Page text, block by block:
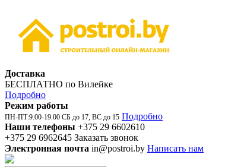
Доставка
БЕСПЛАТНО по Вилейке
Подробно
Режим работы
ПН-ПТ:9.00-19.00 СБ до 17, ВС до 15 Подробно
Наши телефоны +375 29 6602610
+375 29 6962645 Заказать звонок
Электронная почта in@postroi.by Написать нам